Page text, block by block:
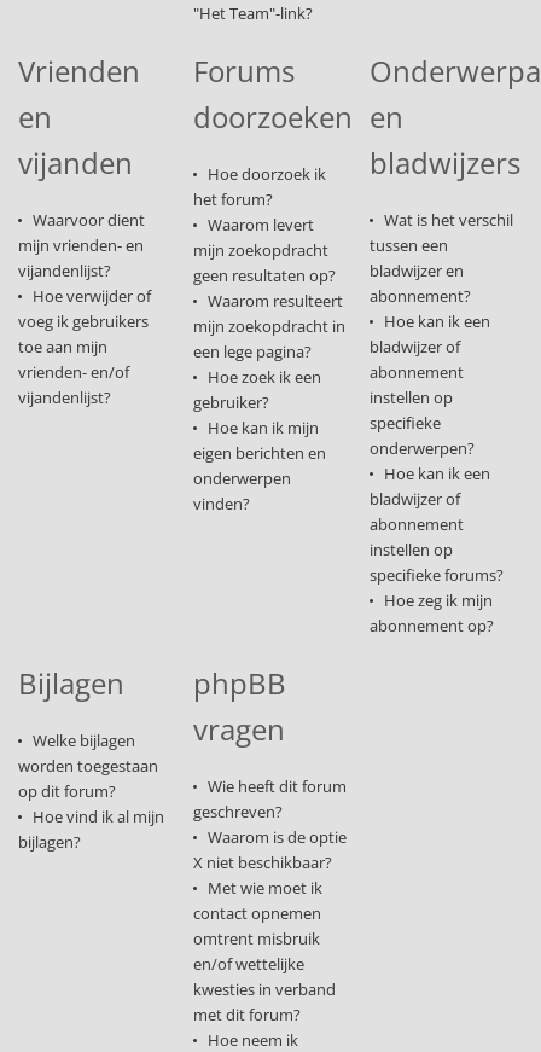
"Het Team"-link?
Vrienden
en
vijanden
Waarvoor dient
mijn vrienden- en
vijandenlijst?
Hoe verwijder of
voeg ik gebruikers
toe aan mijn
vrienden- en/of
vijandenlijst?
Forums
doorzoeken
Hoe doorzoek ik
het forum?
Waarom levert
mijn zoekopdracht
geen resultaten op?
Waarom resulteert
mijn zoekopdracht in
een lege pagina?
Hoe zoek ik een
gebruiker?
Hoe kan ik mijn
eigen berichten en
onderwerpen
vinden?
en
bladwijzers
Wat is het verschil
tussen een
bladwijzer en
abonnement?
Hoe kan ik een
bladwijzer of
abonnement
instellen op
specifieke
onderwerpen?
Hoe kan ik een
bladwijzer of
abonnement
instellen op
specifieke forums?
Hoe zeg ik mijn
abonnement op?
Bijlagen
Welke bijlagen
worden toegestaan
op dit forum?
Hoe vind ik al mijn
bijlagen?
phpBB
vragen
Wie heeft dit forum
geschreven?
Waarom is de optie
X niet beschikbaar?
Met wie moet ik
contact opnemen
omtrent misbruik
en/of wettelijke
kwesties in verband
met dit forum?
Hoe neem ik